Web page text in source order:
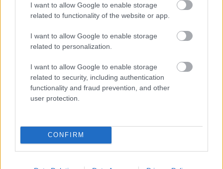
I want to allow Google to enable storage
related to functionality of the website or app.
I want to allow Google to enable storage
related to personalization.
I want to allow Google to enable storage
related to security, including authentication
functionality and fraud prevention, and other
user protection.
CONFIRM
Orvos figyelmeztet: ezt az apró reggeli tünetet ne
söpörd a szőnyeg alá
Ezért párásodik be állandóan az ablak – egyszerűbb a